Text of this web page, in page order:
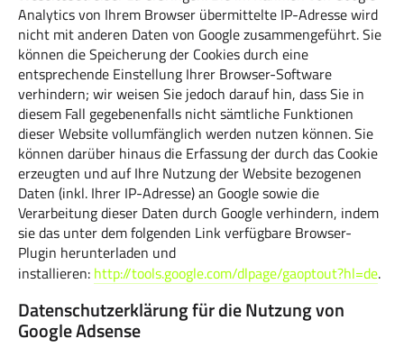
Analytics von Ihrem Browser übermittelte IP-Adresse wird
nicht mit anderen Daten von Google zusammengeführt. Sie
können die Speicherung der Cookies durch eine
entsprechende Einstellung Ihrer Browser-Software
verhindern; wir weisen Sie jedoch darauf hin, dass Sie in
diesem Fall gegebenenfalls nicht sämtliche Funktionen
dieser Website vollumfänglich werden nutzen können. Sie
können darüber hinaus die Erfassung der durch das Cookie
erzeugten und auf Ihre Nutzung der Website bezogenen
Daten (inkl. Ihrer IP-Adresse) an Google sowie die
Verarbeitung dieser Daten durch Google verhindern, indem
sie das unter dem folgenden Link verfügbare Browser-
Plugin herunterladen und
installieren: http://tools.google.com/dlpage/gaoptout?hl=de.
Datenschutzerklärung für die Nutzung von
Google Adsense